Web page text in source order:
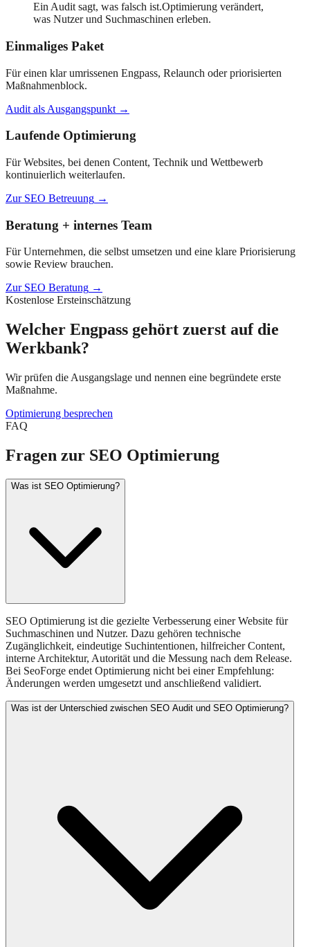
Ein Audit sagt, was falsch ist.Optimierung verändert,
was Nutzer und Suchmaschinen erleben.
Einmaliges Paket
Für einen klar umrissenen Engpass, Relaunch oder priorisierten
Maßnahmenblock.
Audit als Ausgangspunkt →
Laufende Optimierung
Für Websites, bei denen Content, Technik und Wettbewerb
kontinuierlich weiterlaufen.
Zur SEO Betreuung →
Beratung + internes Team
Für Unternehmen, die selbst umsetzen und eine klare Priorisierung
sowie Review brauchen.
Zur SEO Beratung →
Kostenlose Ersteinschätzung
Welcher Engpass gehört zuerst auf die
Werkbank?
Wir prüfen die Ausgangslage und nennen eine begründete erste
Maßnahme.
Optimierung besprechen
FAQ
Fragen zur SEO Optimierung
Was ist SEO Optimierung?
SEO Optimierung ist die gezielte Verbesserung einer Website für
Suchmaschinen und Nutzer. Dazu gehören technische
Zugänglichkeit, eindeutige Suchintentionen, hilfreicher Content,
interne Architektur, Autorität und die Messung nach dem Release.
Bei SeoForge endet Optimierung nicht bei einer Empfehlung:
Änderungen werden umgesetzt und anschließend validiert.
Was ist der Unterschied zwischen SEO Audit und SEO Optimierung?